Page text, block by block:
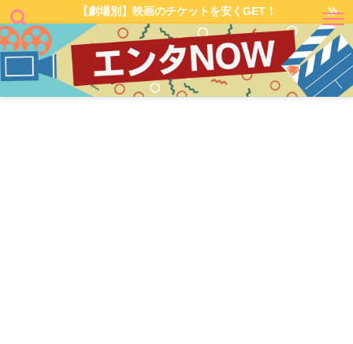
【劇場別】映画のチケットを安くGET！